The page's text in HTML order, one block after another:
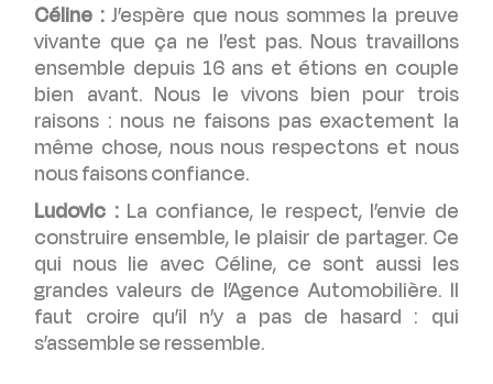
Céline :J’espère que nous sommes la preuve
vivante que ça ne l’est pas. Nous travaillons
ensemble depuis 16 ans et étions en couple
bien avant. Nous le vivons bien pour trois
raisons : nous ne faisons pas exactement la
même chose, nous nous respectons et nous
nous faisons confiance.
Ludovic :La confiance, le respect, l’envie de
construire ensemble, le plaisir de partager. Ce
qui nous lie avec Céline, ce sont aussi les
grandes valeurs de l’Agence Automobilière. Il
faut croire qu’il n’y a pas de hasard : qui
s’assemble se ressemble.